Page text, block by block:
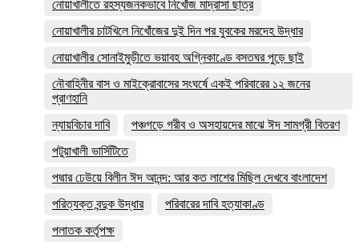
নোয়াখালীতে রহস্যজনকভাবে নিখোঁজ মাদ্রাসা ছাত্র
নোয়াখালীর চাটখিলে নিখোঁজের দুই দিন পর যুবকের মরদেহ উদ্ধার
নোয়াখালীর সোনাইমুড়ীতে ভয়াবহ অগ্নিকাণ্ডে বসতঘর পুড়ে ছাই
নৌবাহিনীর বাস ও মাইক্রোবাসের সংঘর্ষে একই পরিবারের ১২ জনের
প্রাণহানি
ন্যায়বিচার দাবি
পঞ্চগড়ে গরীব ও অসহায়দের মাঝে ঈদ সামগ্রী বিতরণ
পটুয়াখালী ভার্সিটিতে
পদ্মার ঢেউয়ে বিলীন ঈদ আনন্দ: আর কত লাশের মিছিল দেখবে বাংলাদেশ
পরিত্যক্ত বন্দুক উদ্ধার
পরিবারের দাবি হত্যাকাণ্ড
পলাতক কর্তৃপক্ষ